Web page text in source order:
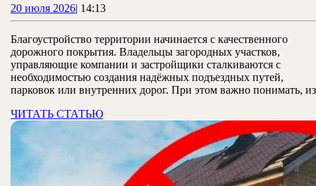
как
формируется
цена
и
влияет
на
итоговую
20 июля 202620
июля
| 14:13
Благоустройство территории начинается с качественного
дорожного покрытия. Владельцы загородных участков,
управляющие компании и застройщики сталкиваются с
необходимостью создания надёжных подъездных путей,
парковок или внутренних дорог. При этом важно понимать, из
ЧИТАТЬ СТАТЬЮЧИТАТЬ
СТАТЬЮ